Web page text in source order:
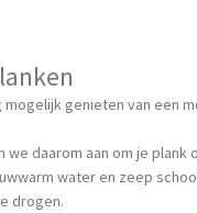
genieten van een
we daarom aan om je
water en zeep
drogen.